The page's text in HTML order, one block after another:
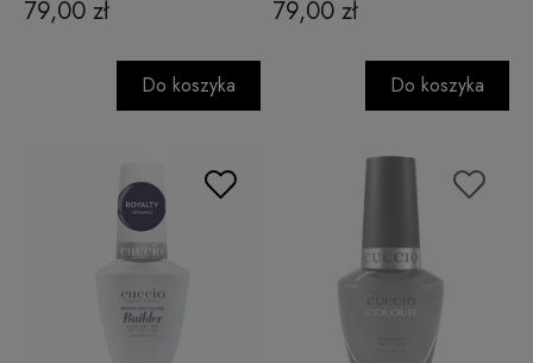
79,00 zł
Do koszyka
79,00 zł
Do koszyka